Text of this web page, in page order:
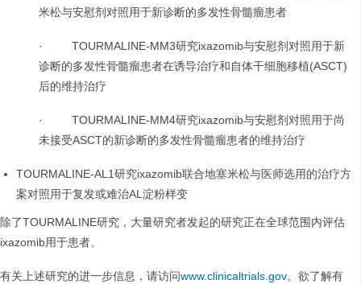
米松与安慰剂对照用于新诊断的多发性骨髓瘤患者
· TOURMALINE-MM3研究ixazomib与安慰剂对照用于新
诊断的多发性骨髓瘤患者在诱导治疗和自体干细胞移植(ASCT)
后的维持治疗
· TOURMALINE-MM4研究ixazomib与安慰剂对照用于尚
未接受ASCT的新诊断的多发性骨髓瘤患者的维持治疗
TOURMALINE-AL1研究ixazomib联合地塞米松与医师选用的治疗方
案对照用于复发或难治AL淀粉样变
除了TOURMALINE研究，大量研究者发起的研究正在全球范围内评估
ixazomib用于患者。
有关上述研究的进一步信息，请访问www.clinicaltrials.gov。欲了解有